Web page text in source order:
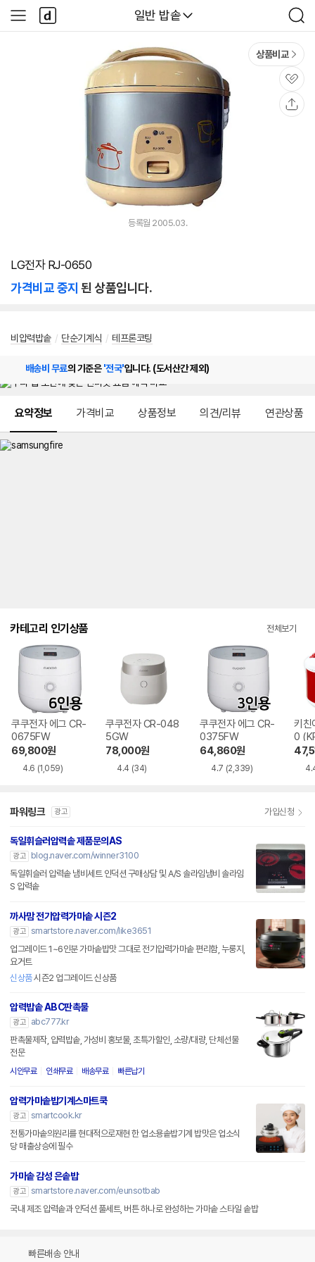
다나와
일반 밥솥
검
색
사
이
다
나
와
상품비교
관
심
등록월 2005.03.
LG전자 RJ-0650
가격비교 중지 된 상품입니다.
비압력밥솥 / 단순기계식 / 테프론코팅
배송비 무료의 기준은'전국'입니다. (도서산간 제외)
요약정보 가격비교 상품정보 의견/리뷰 연관상품
카테고리 인기상품 전체보기
쿠쿠전자 에그 CR-
0675FW
69,800원
4.6 (1,059)
쿠쿠전자 CR-048
5GW
78,000원
4.4 (34)
쿠쿠전자 에그 CR-
0375FW
64,860원
4.7 (2,339)
키친
0
파워링크 광고 가입신청
독일휘슬러압력솥 제품문의AS
광고
blog.naver.com/winner3100
독일휘슬러 압력솥 냄비세트 인덕션 구매상담 및 A/S 솔라임냄비 솔라임
S 압력솥
까사맘 전기압력가마솥 시즌2
광고 smartstore.naver.com/like3651
업그레이드 1~6인분 가마솥밥맛 그대로 전기압력가마솥 편리함, 누룽지,
요거트
신상품시즌2 업그레이드 신상품
압력밥솥 ABC판촉물
광고
abc777.kr
판촉물제작, 압력밥솥, 가성비 홍보물, 초특가할인, 소량/대량, 단체선물
전문
시안무료 인쇄무료 배송무료 빠른납기
압력가마솥밥기계스마트쿡
광고 smartcook.kr
전통가마솥의원리를 현대적으로재현 한 업소용솥밥기계 밥맛은 업소식
당 매출상승에 필수
가마솥 감성 은솥밥
광고 smartstore.naver.com/eunsotbab
국내 제조 압력솥과 인덕션 풀세트, 버튼 하나로 완성하는 가마솥 스타일 솥밥
빠른배송 안내